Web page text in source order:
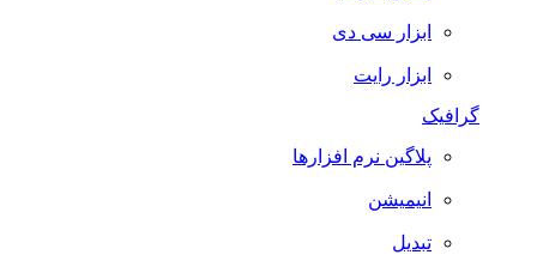
ابزار سی دی
ابزار رایت
گرافیک
پلاگین نرم افزارها
انیمیشن
تبدیل